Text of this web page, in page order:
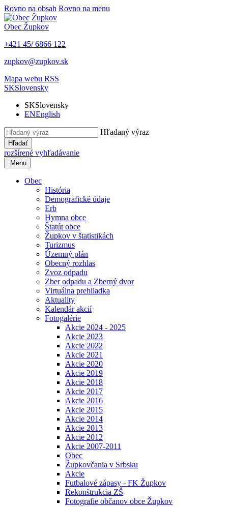
Rovno na obsah Rovno na menu
Obec Župkov
+421 45/ 6866 122
zupkov@zupkov.sk
Mapa webu RSS
SKSlovensky
SKSlovensky
ENEnglish
Hľadaný výraz
Hľadať
rozšírené vyhľadávanie
Menu
Obec
História
Demografické údaje
Erb
Hymna obce
Štatút obce
Župkov v štatistikách
Turizmus
Územný plán
Obecný rozhlas
Zvoz odpadu
Zber odpadu a Zberný dvor
Virtuálna prehliadka
Aktuality
Kalendár akcií
Fotogalérie
Akcie 2024 - 2025
Akcie 2023
Akcie 2022
Akcie 2021
Akcie 2020
Akcie 2019
Akcie 2018
Akcie 2017
Akcie 2016
Akcie 2015
Akcie 2014
Akcie 2013
Akcie 2012
Akcie 2007-2011
Obec
Župkovčania v Srbsku
Akcie
Futbalové zápasy - FK Župkov
Rekonštrukcia ZŠ
Fotografie občanov obce Župkov